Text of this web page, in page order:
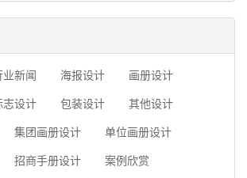
业新闻 海报设计 画册设计
志设计 包装设计 其他设计
集团画册设计 单位画册设计
招商手册设计 案例欣赏